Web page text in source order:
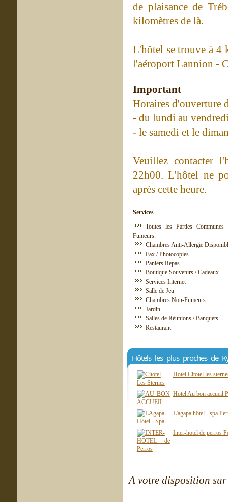
de plaisance de
kilomètres de là.
L'hôtel se trouve à 4
l'aéroport Lannion -
Important
Horaires d'ouverture
- du lundi au
- le samedi et le
Veuillez contacter
22h00. L'hôtel ne
après cette heure.
Services
Toutes les Parties
Fumeurs.
Chambres Anti-Allergie
Fax / Photocopies
Paniers Repas
Boutique Souvenirs / Cadeaux
Services Internet
Salle de Jeu
Chambres Non-Fumeurs
Jardin
Salles de Réunions / Banquets
Restaurant
Hôtels les plus proches de
Hotel Citotel les
Hotel Au bon accueil
L'agapa hôtel - spa
Inter-hotel de perros
A votre disposition